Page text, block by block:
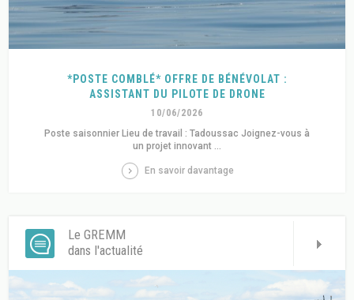
*POSTE COMBLÉ* OFFRE DE BÉNÉVOLAT :
ASSISTANT DU PILOTE DE DRONE
10/06/2026
Poste saisonnier Lieu de travail : Tadoussac Joignez-vous à
un projet innovant ...
En savoir davantage
Le GREMM
dans l'actualité